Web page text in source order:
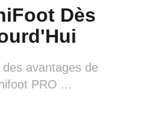
Dès
avantages de
PRO ...